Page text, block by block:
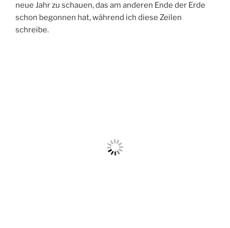
neue Jahr zu schauen, das am anderen Ende der Erde
schon begonnen hat, während ich diese Zeilen
schreibe.